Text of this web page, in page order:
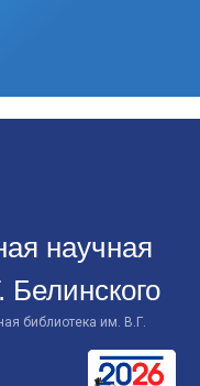
научная
библиотека им. В.Г.